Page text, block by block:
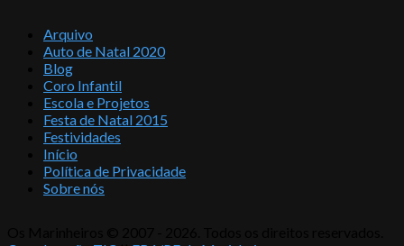
Arquivo
Auto de Natal 2020
Blog
Coro Infantil
Escola e Projetos
Festa de Natal 2015
Festividades
Início
Política de Privacidade
Sobre nós